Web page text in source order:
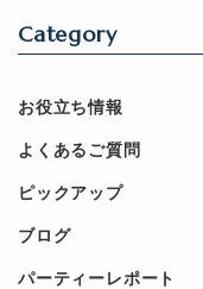
Category
お役立ち情報
よくあるご質問
ピックアップ
ブログ
パーティーレポート